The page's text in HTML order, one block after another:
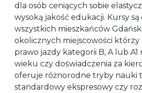
dla osób ceniących sobie
wysoką jakość edukacji. Kursy
wszystkich mieszkańców
okolicznych miejscowości którzy
prawo jazdy kategorii B, A lub A1
wieku czy doświadczenia za
oferuje różnorodne tryby nauki
standardowy ekspresowy czy